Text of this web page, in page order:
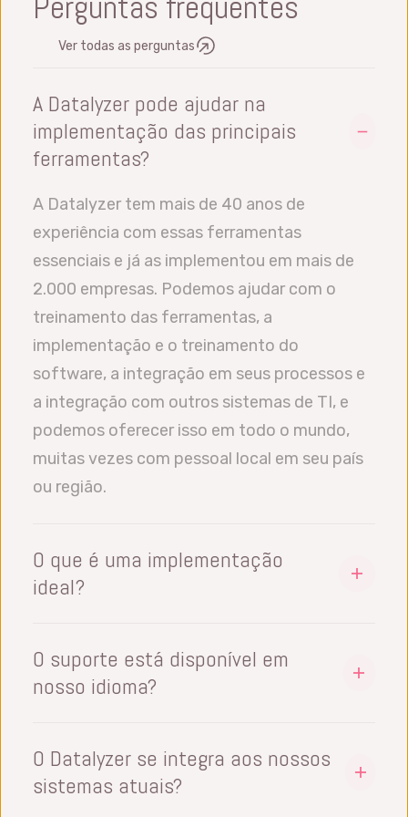
Ver todas as perguntas
A Datalyzer pode ajudar na
implementação das principais
ferramentas?
A Datalyzer tem mais de 40 anos de
experiência com essas ferramentas
essenciais e já as implementou em mais de
2.000 empresas. Podemos ajudar com o
treinamento das ferramentas, a
implementação e o treinamento do
software, a integração em seus processos e
a integração com outros sistemas de TI, e
podemos oferecer isso em todo o mundo,
muitas vezes com pessoal local em seu país
ou região.
O que é uma implementação
ideal?
implementação. Por exemplo, oferecemos
um treinamento em MSA e, em seguida, o
realizar estudos de MSA. Depois, temos o
próximo treinamento para avaliar os
O suporte está disponível em
nosso idioma?
simplificado, chinês tradicional, português
(Portugal e Brasil), holandês, finlandês,
O Datalyzer se integra aos nossos
sistemas atuais?